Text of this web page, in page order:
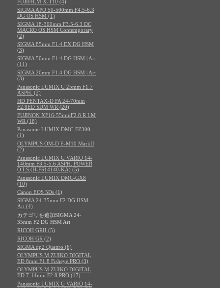
FUJIFILM X-T10 (4)
SIGMA APO 50-500mm F4.5-6.3
DG OS HSM (1)
SIGMA 18-300mm F3.5-6.3 DC
MACRO OS HSM Contemporary
(2)
SIGMA 85mm F1.4 EX DG HSM
(3)
SIGMA 50mm F1.4 DG HSM | Art
(11)
SIGMA 20mm F1.4 DG HSM | Art
(3)
Panasonic LUMIX G 25mm F1.7
ASPH. (2)
HD PENTAX-D FA 24-70mm
F2.8ED SDM WR (20)
FUJINON XF16-55mmF2.8 R LM
WR (18)
Panasonic LUMIX DMC-FZ300
(1)
OLYMPUS OM-D E-M10 MarkII
(2)
Panasonic LUMIX G VARIO 14-
140mm F3.5-5.6 ASPH. POWER
O.I.S.(H-FS14140-KA) (5)
Panasonic LUMIX DMC-GX8
(10)
Canon EOS 5Ds (1)
SIGMA 24-35mm F2 DG HSM
Art (4)
カテゴリを追加SIGMA 24-
35mm F2 DG HSM Art
RICOH GRII (5)
RICOH GR (2)
SIGMA dp2 Quattro (6)
OLYMPUS M.ZUIKO DIGITAL
ED 8mm F1.8 Fisheye PRO (3)
OLYMPUS M.ZUIKO DIGITAL
ED 7-14mm F2.8 PRO (17)
Panasonic LUMIX G VARIO 14-